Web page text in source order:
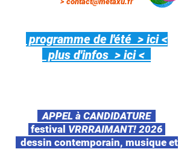
programme de l'été > ici <
plus d'infos > ici <
APPEL à CANDIDATURE
festival VRRRAIMANT! 2026
dessin contemporain, musique et